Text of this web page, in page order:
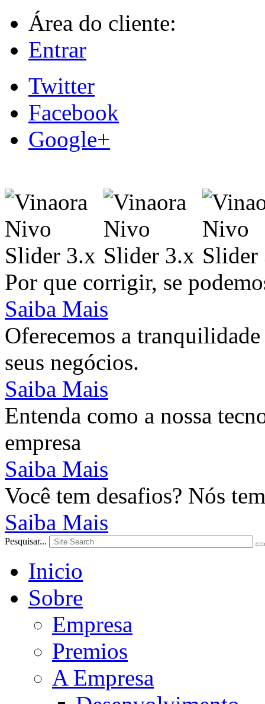
Área do cliente:
Entrar
Twitter
Facebook
Google+
Por que corrigir, se
Saiba Mais
Oferecemos a
seus negócios.
Saiba Mais
Entenda como a nossa
empresa
Saiba Mais
Você tem desafios? Nós
Saiba Mais
Pesquisar...
Inicio
Sobre
Empresa
Premios
A Empresa